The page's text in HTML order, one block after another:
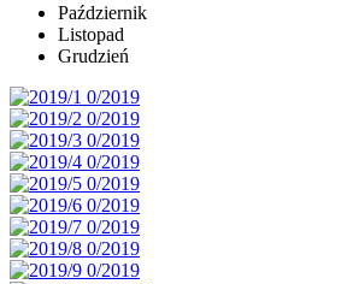
Październik
Listopad
Grudzień